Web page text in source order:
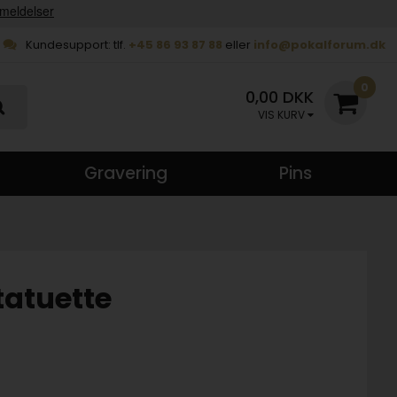
Kundesupport: tlf. +45 86 93 87 88 eller info@pokalforum.dk
0
0,00 DKK
VIS KURV
Gravering Pins